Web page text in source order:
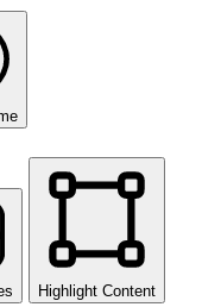
Highlight Content